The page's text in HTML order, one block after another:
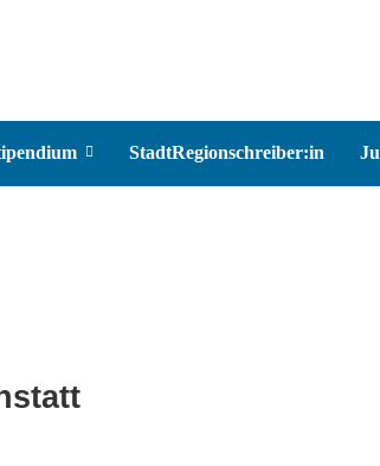
StadtRegionschreiber:in